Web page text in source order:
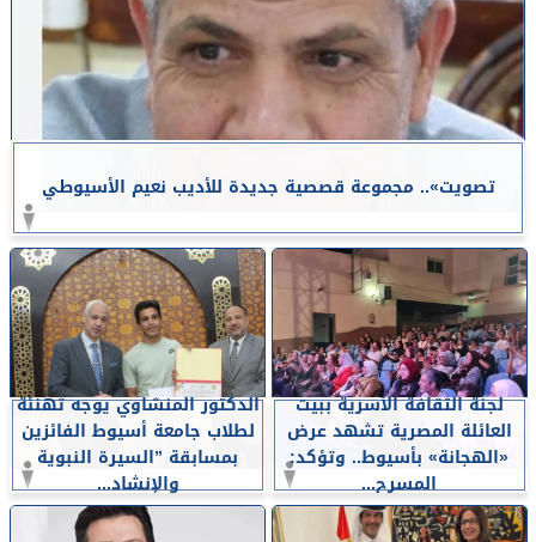
تصويت».. مجموعة قصصية جديدة للأديب نعيم الأسيوطي
لجنة الثقافة الأسرية ببيت
العائلة المصرية تشهد عرض
«الهجانة» بأسيوط.. وتؤكد:
المسرح...
الدكتور المنشاوي يوجه تهنئة
لطلاب جامعة أسيوط الفائزين
بمسابقة ”السيرة النبوية
والإنشاد...